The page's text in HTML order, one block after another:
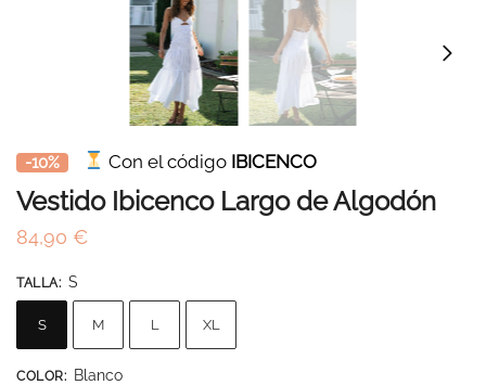
-10% Con el código IBICENCO
Vestido Ibicenco Largo de Algodón
84,90 €
TALLA: S
S M L XL
COLOR: Blanco